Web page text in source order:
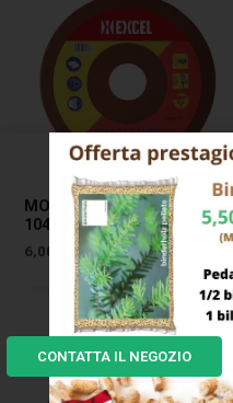
MOLA AFFILCATENE AF104
104×4,5 F.22,0 EXCEL 07310
6,00
CONTATTA IL NEGOZIO